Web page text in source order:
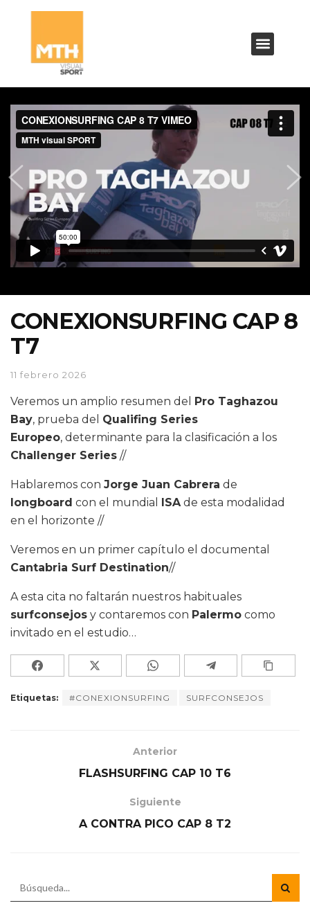
CONEXIONSURFING CAP 8
T7
11 febrero 2026
Veremos un amplio resumen del Pro Taghazou
Bay, prueba del Qualifing Series
Europeo, determinante para la clasificación a los
Challenger Series //
Hablaremos con Jorge Juan Cabrera de
longboard con el mundial ISAde esta modalidad
en el horizonte //
Veremos en un primer capítulo el documental
Cantabria Surf Destination//
A esta cita no faltarán nuestros habituales
surfconsejos y contaremos con Palermo como
invitado en el estudio…
Etiquetas: #CONEXIONSURFING SURFCONSEJOS
Anterior
FLASHSURFING CAP 10 T6
Siguiente
A CONTRA PICO CAP 8 T2